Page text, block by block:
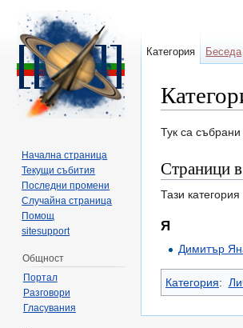
Тук са
Страници
Тази
Я
Димитър
Категория:
Категория Беседа
Начална страница
Текущи събития
Последни промени
Случайна страница
Помощ
sitesupport
Общност
Портал
Разговори
Гласувания